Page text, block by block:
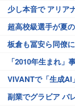
少し本音で アリア
超高校級選手が夏
板倉も冨安ら同僚
「2010年生まれ」
VIVANTで「生成AI
副業でグラビア バ